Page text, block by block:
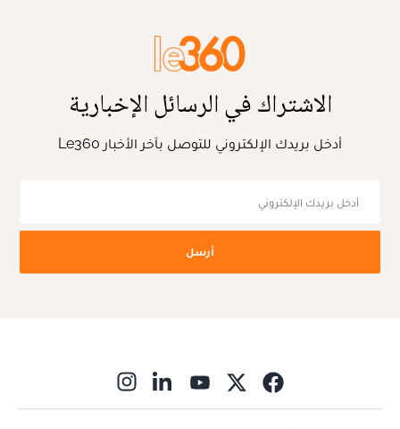
الاشتراك في الرسائل الإخبارية
أدخل بريدك الإلكتروني للتوصل بآخر الأخبار Le360
أرسل